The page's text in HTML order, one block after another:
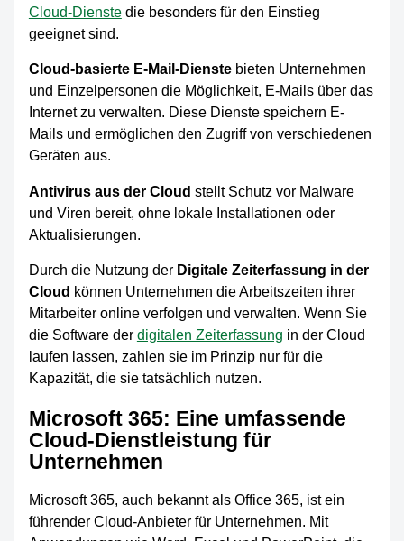
Cloud-Dienstedie besonders für den Einstieg
geeignet sind.
Cloud-basierte E-Mail-Dienstebieten Unternehmen
und Einzelpersonen die Möglichkeit, E-Mails über das
Internet zu verwalten. Diese Dienste speichern E-
Mails und ermöglichen den Zugriff von verschiedenen
Geräten aus.
Antivirus aus der Cloud stellt Schutz vor Malware
und Viren bereit, ohne lokale Installationen oder
Aktualisierungen.
Durch die Nutzung der Digitale Zeiterfassung in der
Cloud können Unternehmen die Arbeitszeiten ihrer
Mitarbeiter online verfolgen und verwalten. Wenn Sie
die Software der digitalen Zeiterfassung in der Cloud
laufen lassen, zahlen sie im Prinzip nur für die
Kapazität, die sie tatsächlich nutzen.
Microsoft 365: Eine umfassende
Cloud-Dienstleistung für
Unternehmen
Microsoft 365, auch bekannt als Office 365, ist ein
führender Cloud-Anbieter für Unternehmen. Mit